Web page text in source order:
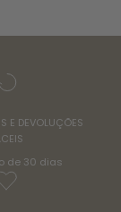
E DEVOLUÇÕES
de 30 dias